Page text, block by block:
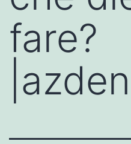
fare?